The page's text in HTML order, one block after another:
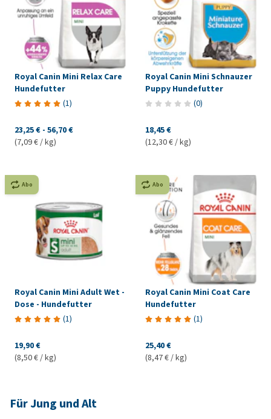
Royal Canin Mini Relax Care
Hundefutter
(1)
23,25 € - 56,70 €
(7,09 € / kg)
Royal Canin Mini Schnauzer
Puppy Hundefutter
(0)
18,45 €
(12,30 € / kg)
Abo
Royal Canin Mini Adult Wet -
Dose - Hundefutter
(1)
19,90 €
(8,50 € / kg)
Abo
Royal Canin Mini Coat Care
Hundefutter
(1)
25,40 €
(8,47 € / kg)
Für Jung und Alt